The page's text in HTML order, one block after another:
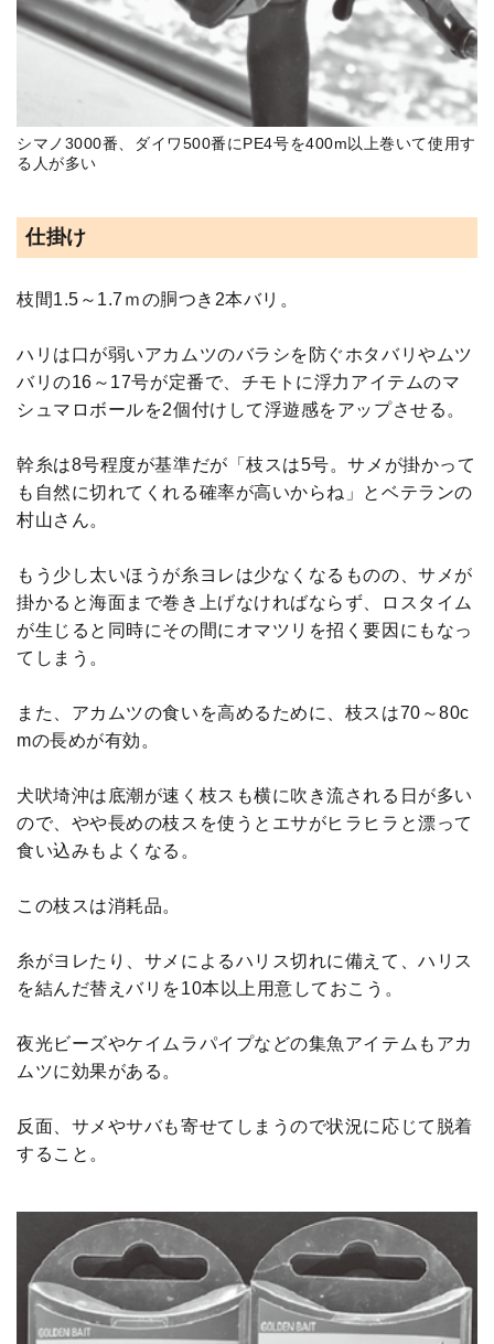
シマノ3000番、ダイワ500番にPE4号を400m以上巻いて使用す
る人が多い
仕掛け
枝間1.5～1.7ｍの胴つき2本バリ。
ハリは口が弱いアカムツのバラシを防ぐホタバリやムツ
バリの16～17号が定番で、チモトに浮力アイテムのマ
シュマロボールを2個付けして浮遊感をアップさせる。
幹糸は8号程度が基準だが「枝スは5号。サメが掛かって
も自然に切れてくれる確率が高いからね」とベテランの
村山さん。
もう少し太いほうが糸ヨレは少なくなるものの、サメが
掛かると海面まで巻き上げなければならず、ロスタイム
が生じると同時にその間にオマツリを招く要因にもなっ
てしまう。
また、アカムツの食いを高めるために、枝スは70～80c
mの長めが有効。
犬吠埼沖は底潮が速く枝スも横に吹き流される日が多い
ので、やや長めの枝スを使うとエサがヒラヒラと漂って
食い込みもよくなる。
この枝スは消耗品。
糸がヨレたり、サメによるハリス切れに備えて、ハリス
を結んだ替えバリを10本以上用意しておこう。
夜光ビーズやケイムラパイプなどの集魚アイテムもアカ
ムツに効果がある。
反面、サメやサバも寄せてしまうので状況に応じて脱着
すること。